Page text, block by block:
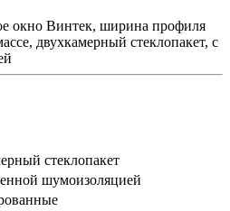
окно Винтек, ширина профиля
двухкамерный стеклопакет, с
стеклопакет
шумоизоляцией